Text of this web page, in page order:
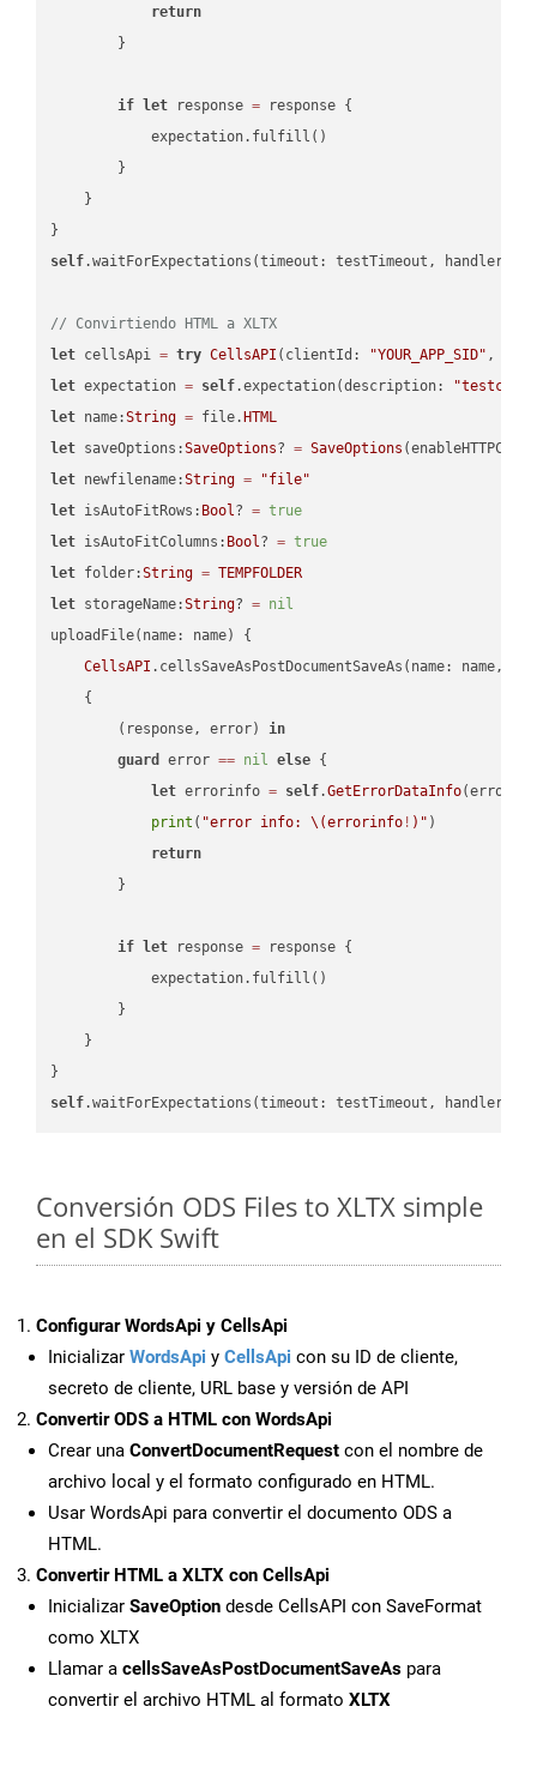
return
        }
if let response = response {
            expectation.fulfill()
        }
    }
self.waitForExpectations(timeout: testTimeout, handler:
// Convirtiendo HTML a XLTX
let cellsApi = try CellsAPI (clientId: "YOUR_APP_SID" ,
let expectation = self.expectation(description:
let name:String = file. HTML
let saveOptions:SaveOptions? = SaveOptions
let newfilename:String =
"file"
let isAutoFitRows: Bool? = true
let isAutoFitColumns: Bool? = true
let folder:String = TEMPFOLDER
let storageName:String? = nil
uploadFile(name: name) {
CellsAPI .cellsSaveAsPostDocumentSaveAs(name:
    {
        (response, error)
in
guard
error == nil else {
let errorinfo = self.GetErrorDataInfo(error:
print ( "error info: \(errorinfo ! ) " )
return
        }
if let response = response {
            expectation.fulfill()
        }
    }
self.waitForExpectations(timeout: testTimeout, handler:
Conversión ODS Files to XLTX simple
en el SDK Swift
Configurar WordsApi y CellsApi
Inicializar WordsApi y CellsApi con su ID de cliente,
secreto de cliente, URL base y versión de API
Convertir ODS a HTML con WordsApi
Crear una ConvertDocumentRequest con el nombre de
archivo local y el formato configurado en HTML.
Usar WordsApi para convertir el documento ODS a
HTML.
Convertir HTML a XLTX con CellsApi
Inicializar SaveOption desde CellsAPI con SaveFormat
como XLTX
Llamar a cellsSaveAsPostDocumentSaveAs para
convertir el archivo HTML al formato XLTX